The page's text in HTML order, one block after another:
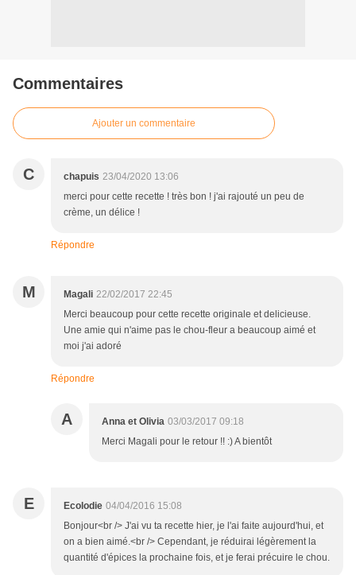
Commentaires
Ajouter un commentaire
C chapuis 23/04/2020 13:06
merci pour cette recette ! très bon ! j'ai rajouté un peu de
crème, un délice !
Répondre
M Magali 22/02/2017 22:45
Merci beaucoup pour cette recette originale et delicieuse.
Une amie qui n'aime pas le chou-fleur a beaucoup aimé et
moi j'ai adoré
Répondre
A Anna et Olivia 03/03/2017 09:18
Merci Magali pour le retour !! :) A bientôt
E Ecolodie 04/04/2016 15:08
Bonjour<br /> J'ai vu ta recette hier, je l'ai faite aujourd'hui, et
on a bien aimé.<br /> Cependant, je réduirai légèrement la
quantité d'épices la prochaine fois, et je ferai précuire le chou.